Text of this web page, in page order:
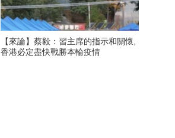
【來論】蔡毅：習主席的指示和關懷,
香港必定盡快戰勝本輪疫情